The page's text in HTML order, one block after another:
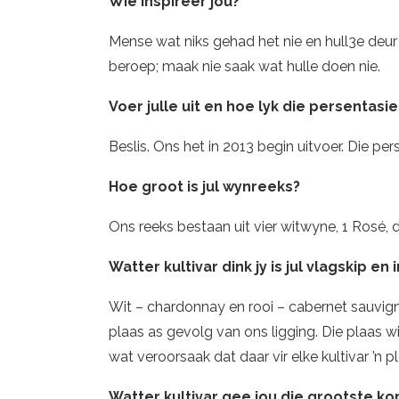
Mense wat niks gehad het nie en hull3e
beroep; maak nie saak wat hulle doen nie.
Voer julle uit en hoe lyk die
Beslis. Ons het in 2013 begin uitvoer. Die
Hoe groot is jul wynreeks?
Ons reeks bestaan uit vier witwyne, 1 Rosé,
Watter kultivar dink jy is jul vlagskip en
Wit – chardonnay en rooi – cabernet
plaas as gevolg van ons ligging. Die plaas
wat veroorsaak dat daar vir elke kultivar ’n